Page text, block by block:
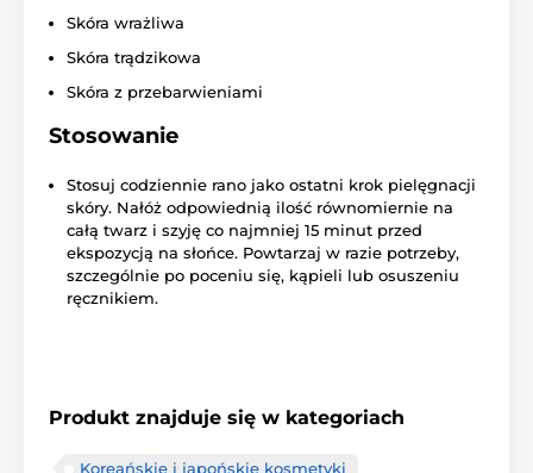
Skóra wrażliwa
Skóra trądzikowa
Skóra z przebarwieniami
Stosowanie
Stosuj codziennie rano jako ostatni krok pielęgnacji
skóry. Nałóż odpowiednią ilość równomiernie na
całą twarz i szyję co najmniej 15 minut przed
ekspozycją na słońce. Powtarzaj w razie potrzeby,
szczególnie po poceniu się, kąpieli lub osuszeniu
ręcznikiem.
Produkt znajduje się w kategoriach
Koreańskie i japońskie kosmetyki